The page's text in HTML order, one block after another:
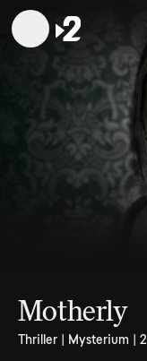
Motherly
Thriller | Mysterium |